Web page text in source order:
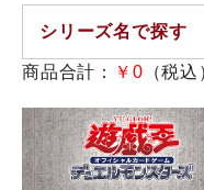
商品合計： ￥0 （税込